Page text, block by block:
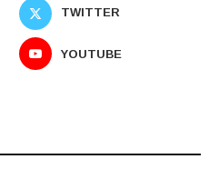
TWITTER
YOUTUBE